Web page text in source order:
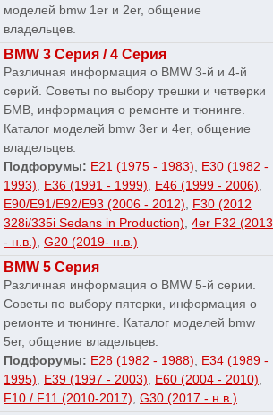
моделей bmw 1er и 2er, общение
владельцев.
BMW 3 Серия / 4 Серия
Различная информация о BMW 3-й и 4-й
серий. Советы по выбору трешки и четверки
БМВ, информация о ремонте и тюнинге.
Каталог моделей bmw 3er и 4er, общение
владельцев.
Подфорумы: E21 (1975 - 1983), E30 (1982 -
1993), E36 (1991 - 1999), E46 (1999 - 2006),
E90/E91/E92/E93 (2006 - 2012), F30 (2012
328i/335i Sedans in Production), 4er F32 (2013
- н.в.), G20 (2019- н.в.)
BMW 5 Серия
Различная информация о BMW 5-й серии.
Советы по выбору пятерки, информация о
ремонте и тюнинге. Каталог моделей bmw
5er, общение владельцев.
Подфорумы: E28 (1982 - 1988), E34 (1989 -
1995), E39 (1997 - 2003), E60 (2004 - 2010),
F10 / F11 (2010-2017), G30 (2017 - н.в.)